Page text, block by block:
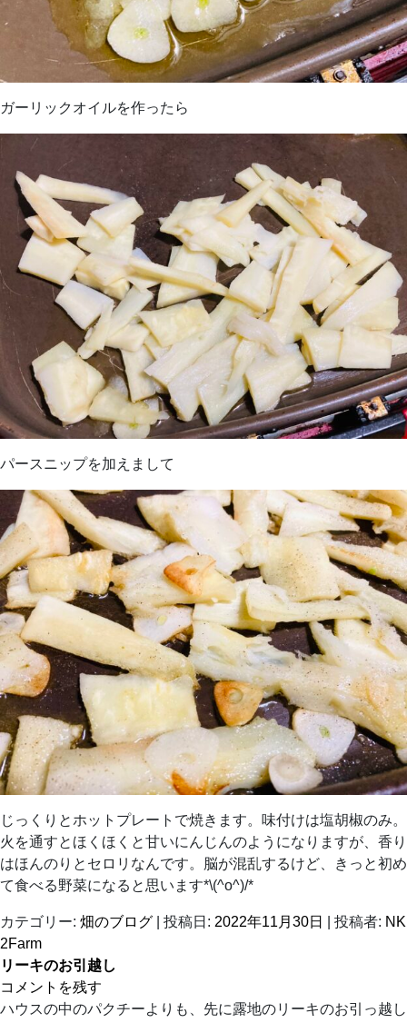
ガーリックオイルを作ったら
パースニップを加えまして
じっくりとホットプレートで焼きます。味付けは塩胡椒のみ。
火を通すとほくほくと甘いにんじんのようになりますが、香り
はほんのりとセロリなんです。脳が混乱するけど、きっと初め
て食べる野菜になると思います*\(^o^)/*
カテゴリー: 畑のブログ | 投稿日: 2022年11月30日 投稿者: NK
2Farm
リーキのお引越し
コメントを残す
ハウスの中のパクチーよりも、先に露地のリーキのお引っ越し